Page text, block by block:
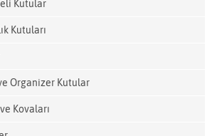
Kutular
Kutuları
Organizer Kutular
Kovaları